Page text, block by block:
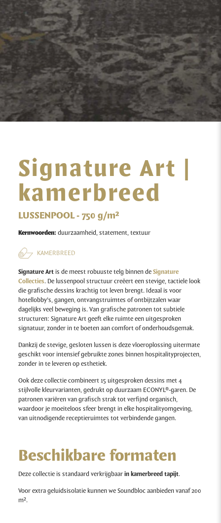
Signature Art |
kamerbreed
LUSSENPOOL - 750 g/m²
Kernwoorden: duurzaamheid, statement, textuur
KAMERBREED
Signature Artis de meest robuuste telg binnen deSignature
Collecties. De lussenpool structuur creëert een stevige, tactiele look
die grafische dessins krachtig tot leven brengt. Ideaal is voor
hotellobby’s, gangen, ontvangstruimtes of ontbijtzalen waar
dagelijks veel beweging is. Van grafische patronen tot subtiele
structuren: Signature Art geeft elke ruimte een uitgesproken
signatuur, zonder in te boeten aan comfort of onderhoudsgemak.
Dankzij de stevige, gesloten lussen is deze vloeroplossing uitermate
geschikt voor intensief gebruikte zones binnen hospitalityprojecten,
zonder in te leveren op esthetiek.
Ook deze collectie combineert 15 uitgesproken dessins met 4
stijlvolle kleurvarianten, gedrukt op duurzaam ECONYL®-garen. De
patronen variëren van grafisch strak tot verfijnd organisch,
waardoor je moeiteloos sfeer brengt in elke hospitalityomgeving,
van uitnodigende receptieruimtes tot verbindende gangen.
Beschikbare formaten
Deze collectie is standaard verkrijgbaarin kamerbreed tapijt.
Voor extra geluidsisolatie kunnen we Soundbloc aanbieden vanaf 200
m².